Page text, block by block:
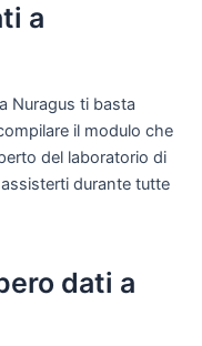
a
Nuragus ti basta
il modulo che
del laboratorio di
durante tutte
dati a